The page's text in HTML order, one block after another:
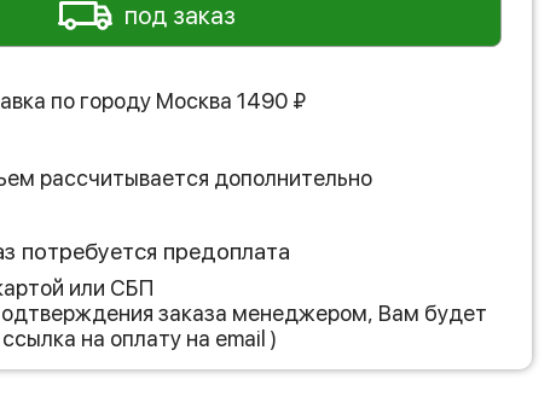
под заказ
по городу Москва 1490 ₽
рассчитывается дополнительно
потребуется предоплата
или СБП
заказа менеджером, Вам будет
на оплату на email )